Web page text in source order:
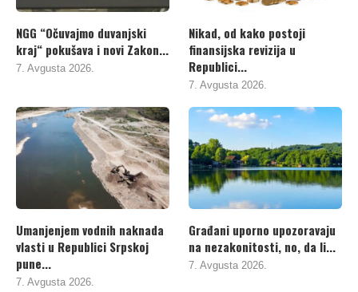
NGG “Očuvajmo duvanjski
kraj“ pokušava i novi Zakon...
7. Avgusta 2026.
Nikad, od kako postoji
finansijska revizija u
Republici...
7. Avgusta 2026.
Umanjenjem vodnih naknada
vlasti u Republici Srpskoj
pune...
7. Avgusta 2026.
Građani uporno upozoravaju
na nezakonitosti, no, da li...
7. Avgusta 2026.